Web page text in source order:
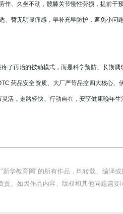
、久坐不动，髋膝关节慢性劳损，提前干
暂无明显痛感，早补充早防护，避免小问
再治的被动模式，而是科学预防、长期
药品安全资质、大厂严苛品控四大核心
活，走路轻快、行动自在，安享健康晚年生
新华教育网"的所有作品，均转载、编译
责。如因作品内容、版权和其他问题需